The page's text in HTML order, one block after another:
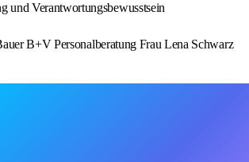
und Verantwortungsbewusstsein
B+V Personalberatung Frau Lena Schwarz